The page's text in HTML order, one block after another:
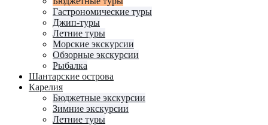
Гастрономические туры
Джип-туры
Летние туры
Морские экскурсии
Обзорные экскурсии
Рыбалка
Шантарские острова
Карелия
Бюджетные экскурсии
Зимние экскурсии
Летние туры